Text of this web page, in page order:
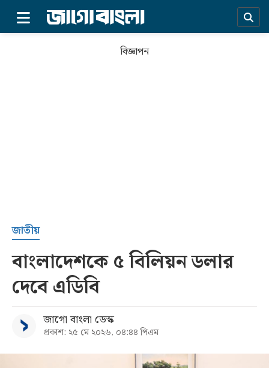
সর্বশেষ
বিভাগ
বিজ্ঞাপন
জাতীয়
বাংলাদেশকে ৫ বিলিয়ন ডলার
দেবে এডিবি
জাগো বাংলা ডেস্ক
প্রকাশ: ২৫ মে ২০২৬, ০৪:৪৪ পিএম